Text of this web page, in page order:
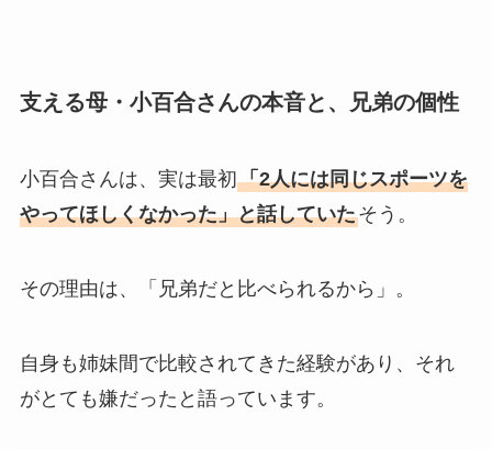
支える母・小百合さんの本音と、兄弟の個性
小百合さんは、実は最初「2人には同じスポーツを
やってほしくなかった」と話していたそう。
その理由は、「兄弟だと比べられるから」。
自身も姉妹間で比較されてきた経験があり、それ
がとても嫌だったと語っています。